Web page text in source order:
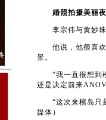
婚照拍摄美丽
李宗伟与黄妙珠
他说，他很喜欢
景。
“我一直很想到檳
还是决定前来
“这次来檳岛只是
媒体）